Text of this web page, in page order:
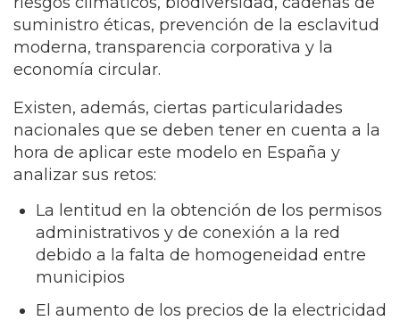
suministro éticas, prevención de la esclavitud
moderna, transparencia corporativa y la
economía circular.
Existen, además, ciertas particularidades
nacionales que se deben tener en cuenta a la
hora de aplicar este modelo en España y
analizar sus retos:
La lentitud en la obtención de los permisos
administrativos y de conexión a la red
debido a la falta de homogeneidad entre
municipios
El aumento de los precios de la electricidad